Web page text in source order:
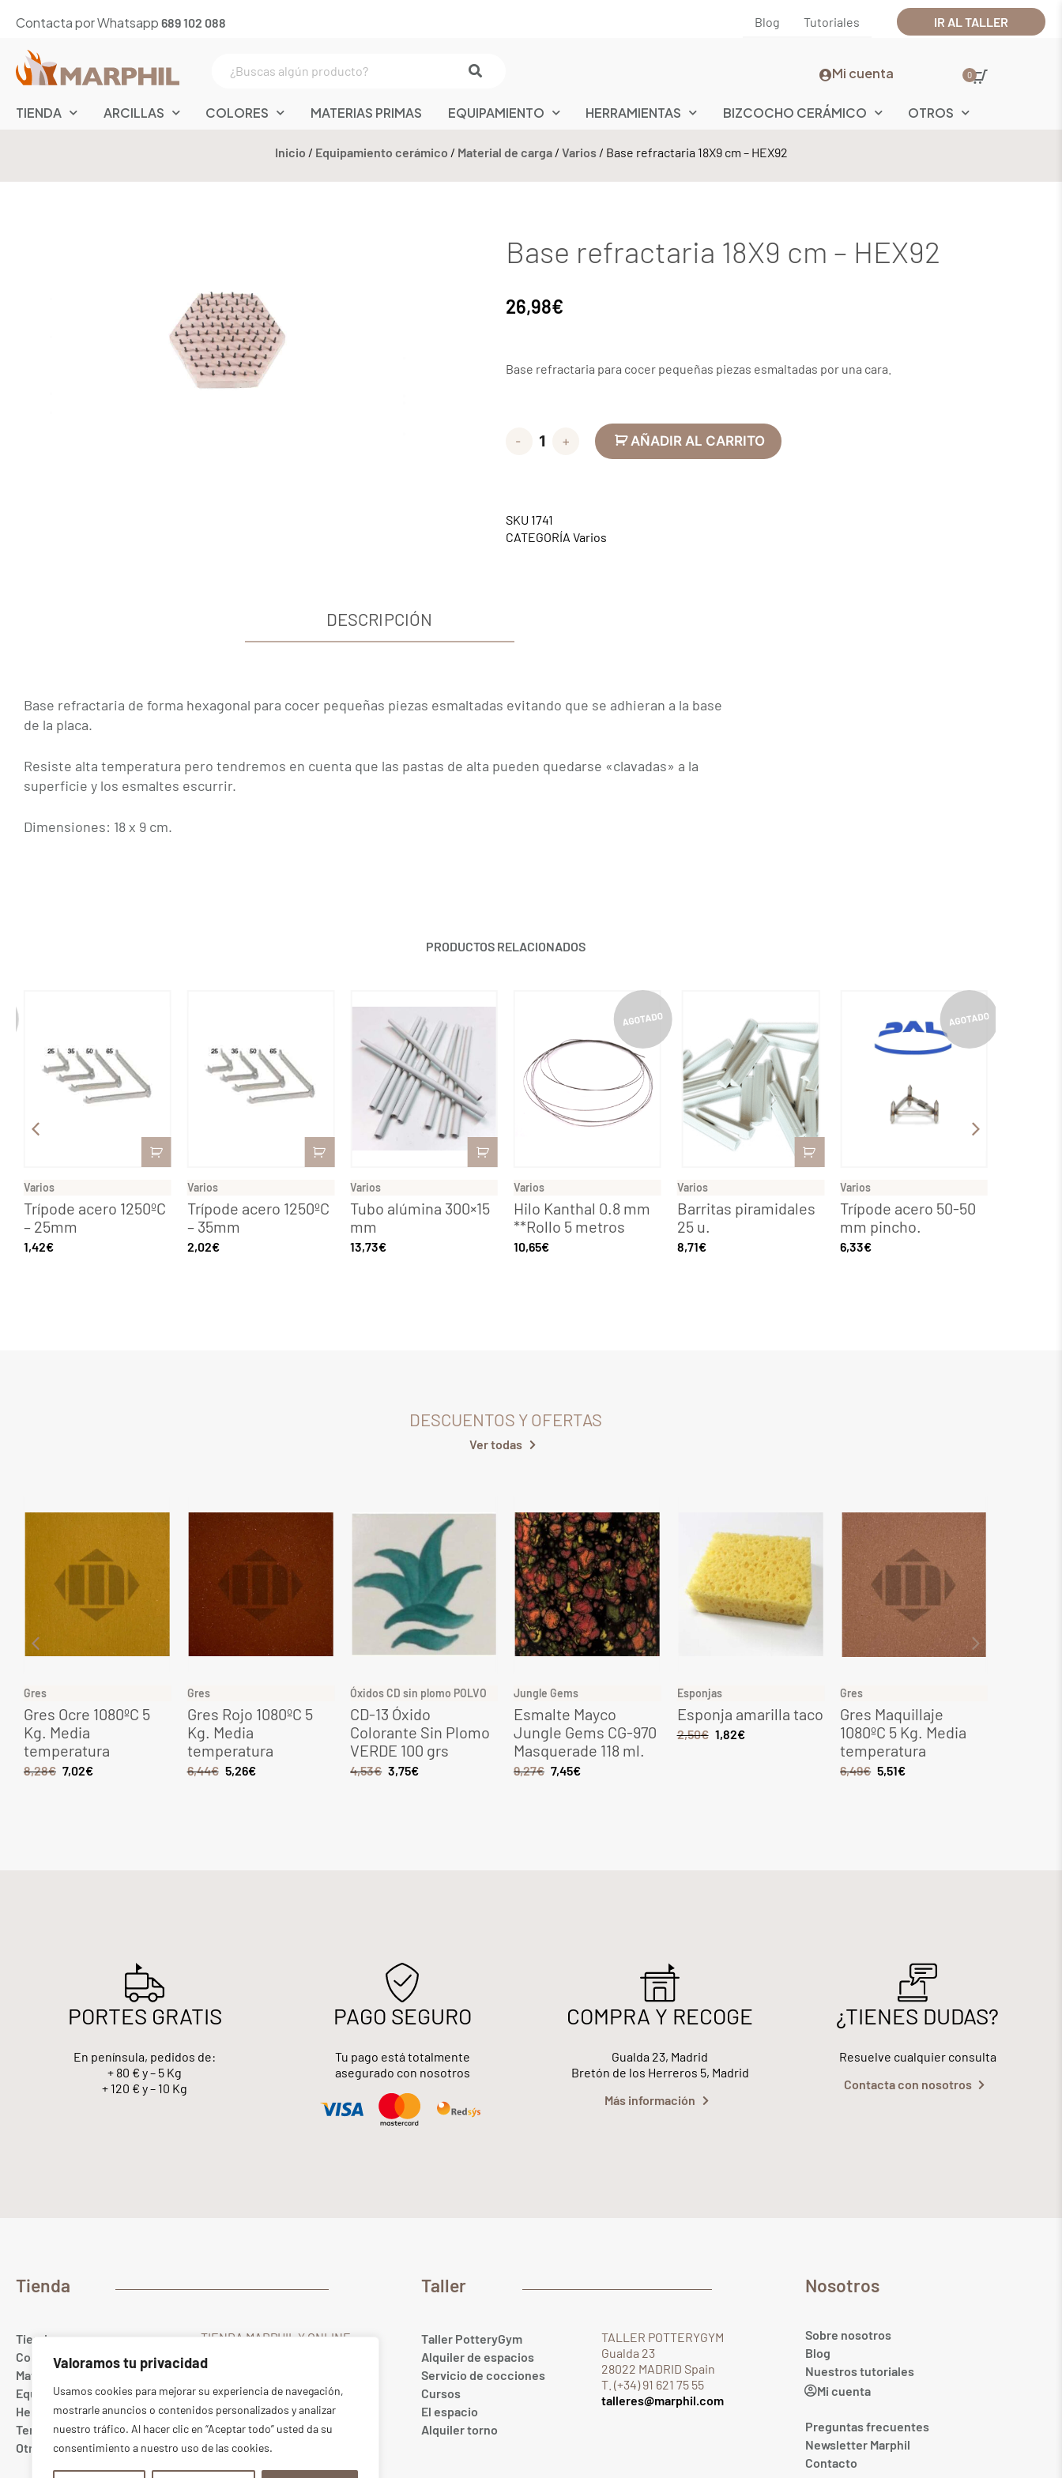
Valoramos tu privacidad
Usamos cookies para mejorar su experiencia de navegación,
mostrarle anuncios o contenidos personalizados y analizar
nuestro tráfico. Al hacer clic en “Aceptar todo” usted da su
consentimiento a nuestro uso de las cookies.
Contacta por Whatsapp 689 102 088 Blog Tutoriales IR AL TALLER
Mi cuenta 0
TIENDA ARCILLAS COLORES MATERIAS PRIMAS EQUIPAMIENTO HERRAMIENTAS BIZCOCHO CERÁMICO OTROS
Inicio / Equipamiento cerámico / Material de carga/ Varios/ Base refractaria 18X9 cm – HEX92
Base refractaria 18X9 cm – HEX92
26,98€
Base refractaria para cocer pequeñas piezas esmaltadas por una cara.
- + AÑADIR AL CARRITO
SKU 1741
CATEGORÍA Varios
DESCRIPCIÓN
Base refractaria de forma hexagonal para cocer pequeñas piezas esmaltadas evitando que se adhieran a la base
de la placa.
Resiste alta temperatura pero tendremos en cuenta que las pastas de alta pueden quedarse «clavadas» a la
superficie y los esmaltes escurrir.
Dimensiones: 18 x 9 cm.
PRODUCTOS RELACIONADOS
Varios
Trípode acero 1250ºC
– 25mm
1,42€
Varios
Trípode acero 1250ºC
– 35mm
2,02€
Varios
Tubo alúmina 300×15
mm
13,73€
Varios
Hilo Kanthal 0.8 mm
**Rollo 5 metros
10,65€
Varios
Barritas piramidales
25 u.
8,71€
Varios
Trípode acero 50-50
mm pincho.
6,33€
DESCUENTOS Y OFERTAS
Ver todas
Gres
Gres Ocre 1080ºC 5
Kg. Media
temperatura
8,28€ 7,02€
Gres
Gres Rojo 1080ºC 5
Kg. Media
temperatura
6,44€ 5,26€
Óxidos CD sin plomo POLVO
CD-13 Óxido
Colorante Sin Plomo
VERDE 100 grs
4,53€ 3,75€
Jungle Gems
Esmalte Mayco
Jungle Gems CG-970
Masquerade 118 ml.
9,27€ 7,45€
Esponjas
Esponja amarilla taco
2,50€ 1,82€
Gres
Gres Maquillaje
1080ºC 5 Kg. Media
temperatura
6,49€ 5,51€
PORTES GRATIS
En península, pedidos de:
+ 80 € y – 5 Kg
+ 120 € y – 10 Kg
PAGO SEGURO
Tu pago está totalmente
asegurado con nosotros
COMPRA Y RECOGE
Gualda 23, Madrid
Bretón de los Herreros 5, Madrid
Más información
¿TIENES DUDAS?
Resuelve cualquier consulta
Contacta con nosotros
Tienda
Tienda
Colores
Materias primas
Equipamiento cerámico
Herramientas
Tercer fuego
Otros
TIENDA MARPHIL Y ONLINE
28022 MADRID Spain
T. (+34) 91 367 67 40
Whatsapp689 10 20 88
ONLINE:pedidos@marphil.com
TIENDA:tienda@marphil.com
Taller
Taller PotteryGym
Alquiler de espacios
Servicio de cocciones
Cursos
El espacio
Alquiler torno
TALLER POTTERYGYM
Gualda 23
28022 MADRID Spain
T. (+34) 91 621 75 55
talleres@marphil.com
Nosotros
Sobre nosotros
Blog
Nuestros tutoriales
Mi cuenta
Preguntas frecuentes
Newsletter Marphil
Contacto